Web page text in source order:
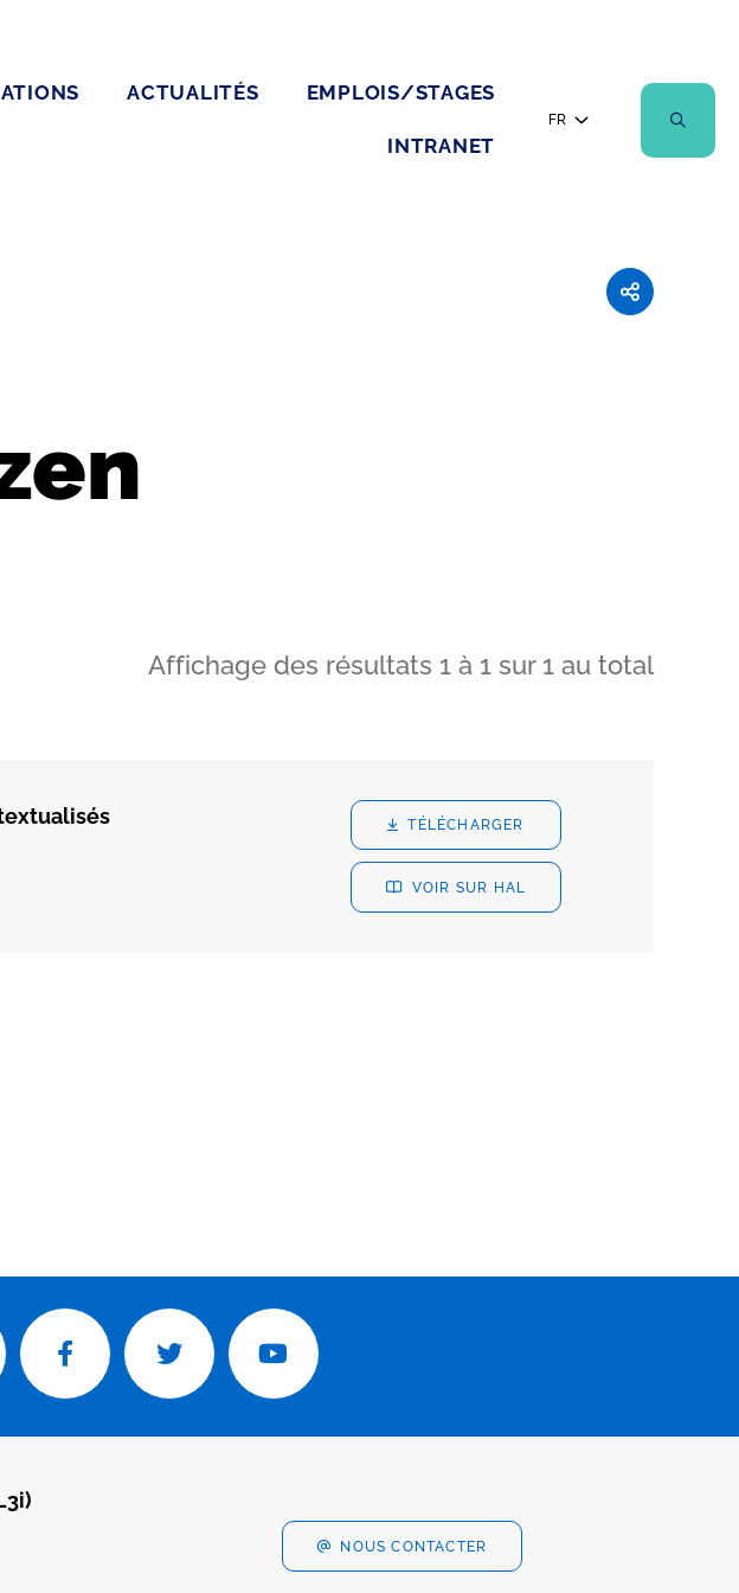
ACTUALITÉS EMPLOIS/STAGES
INTRANET
FR
Affichage des résultats 1 à 1 sur 1 au total
TÉLÉCHARGER
VOIR SUR HAL
NOUS CONTACTER